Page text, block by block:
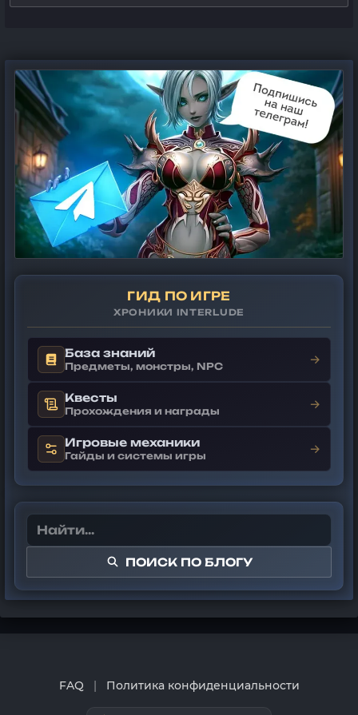
ГИД ПО ИГРЕ
ХРОНИКИ INTERLUDE
База знаний
Предметы, монстры, NPC →
Квесты
Прохождения и награды →
Игровые механики
Гайды и системы игры →
ПОИСК ПО БЛОГУ
FAQ | Политика конфиденциальности